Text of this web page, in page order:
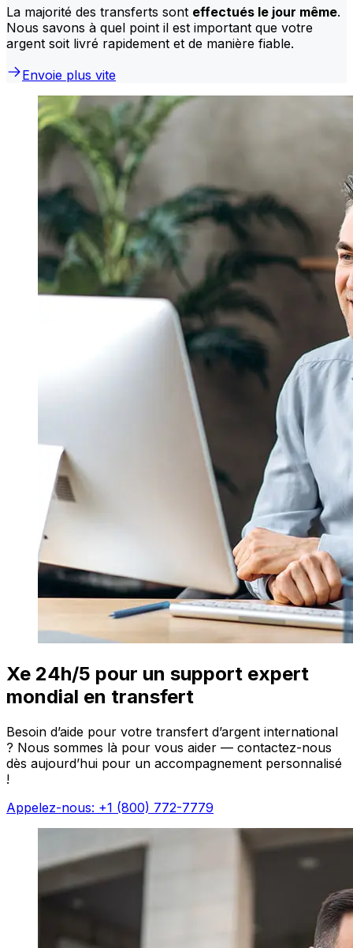
La majorité des transferts sont effectués le jour même.
Nous savons à quel point il est important que votre
argent soit livré rapidement et de manière fiable.
Envoie plus vite
Xe 24h/5 pour un support expert
mondial en transfert
Besoin d’aide pour votre transfert d’argent international
? Nous sommes là pour vous aider — contactez-nous
dès aujourd’hui pour un accompagnement personnalisé
!
Appelez-nous: +1 (800) 772-7779